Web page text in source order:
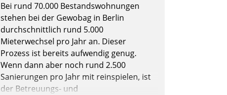
Bei rund 70.000 Bestandswohnungen
stehen bei der Gewobag in Berlin
durchschnittlich rund 5.000
Mieterwechsel pro Jahr an. Dieser
Prozess ist bereits aufwendig genug.
Wenn dann aber noch rund 2.500
Sanierungen pro Jahr mit reinspielen, ist
der Betreuungs- und